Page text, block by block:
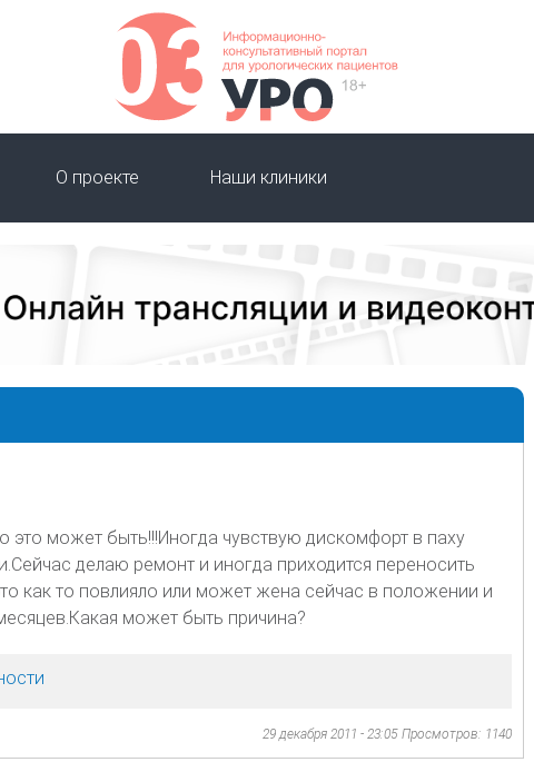
О проекте Наши клиники
это может быть!!!Иногда чувствую дискомфорт в паху
делаю ремонт и иногда приходится переносить
как то повлияло или может жена сейчас в положении и
может быть причина?
29 декабря 2011 - 23:05 Просмотров: 1140